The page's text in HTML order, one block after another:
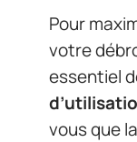
Pour
votre
essentiel
vous que